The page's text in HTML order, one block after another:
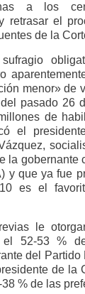
a los
retrasar el
de la
menor» de
pasado 26
de
el
la gobernante
y que ya fue
es el
le
el 52-53 %
del
de la
% de las